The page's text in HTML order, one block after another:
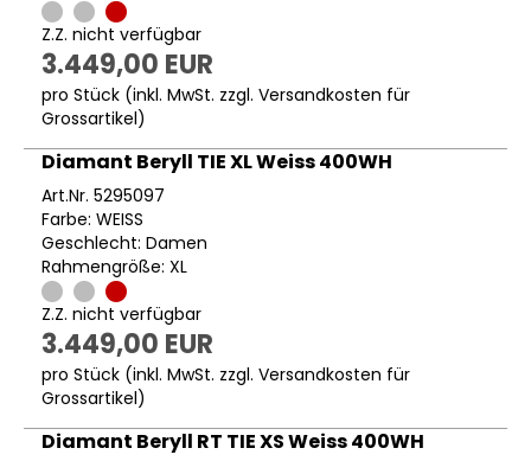
Z.Z. nicht verfügbar
3.449,00 EUR
pro Stück (inkl. MwSt. zzgl. Versandkosten für
Grossartikel)
Diamant Beryll TIE XL Weiss 400WH
Art.Nr. 5295097
Farbe: WEISS
Geschlecht: Damen
Rahmengröße: XL
Z.Z. nicht verfügbar
3.449,00 EUR
pro Stück (inkl. MwSt. zzgl. Versandkosten für
Grossartikel)
Diamant Beryll RT TIE XS Weiss 400WH